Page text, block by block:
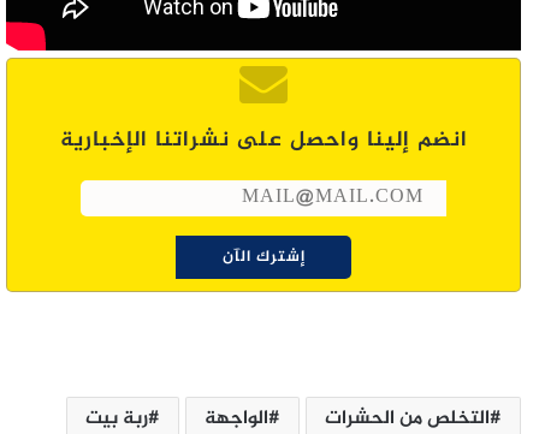
انضم إلينا واحصل على نشراتنا الإخبارية
التخلص من الحشرات الواجهة ربة بيت